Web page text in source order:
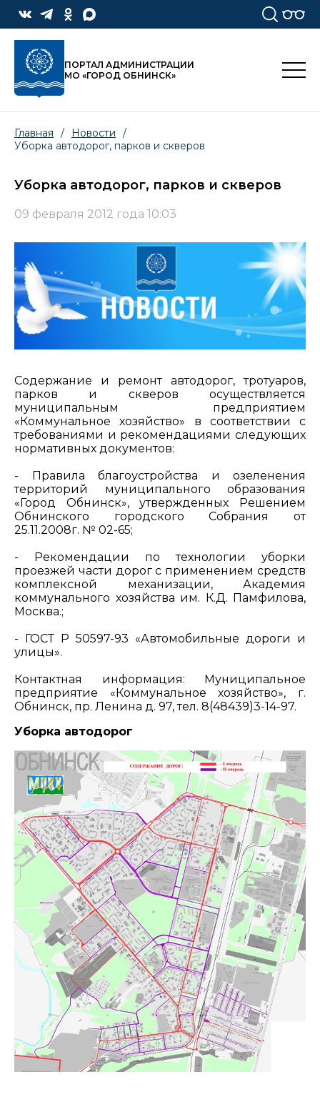
ПОРТАЛ АДМИНИСТРАЦИИ
МО «ГОРОД ОБНИНСК»
Главная / Новости
/
Уборка автодорог, парков и скверов
Уборка автодорог, парков и скверов
09 февраля 2012 года 10:03
Содержание и ремонт автодорог, тротуаров,
парков и скверов осуществляется
муниципальным предприятием
«Коммунальное хозяйство» в соответствии с
требованиями и рекомендациями следующих
нормативных документов:
- Правила благоустройства и озеленения
территорий муниципального образования
«Город Обнинск», утвержденных Решением
Обнинского городского Собрания от
25.11.2008г. № 02-65;
- Рекомендации по технологии уборки
проезжей части дорог с применением средств
комплексной механизации, Академия
коммунального хозяйства им. К.Д. Памфилова,
Москва.;
- ГОСТ Р 50597-93 «Автомобильные дороги и
улицы».
Контактная информация: Муниципальное
предприятие «Коммунальное хозяйство», г.
Обнинск, пр. Ленина д. 97, тел. 8(48439)3-14-97.
Уборка автодорог